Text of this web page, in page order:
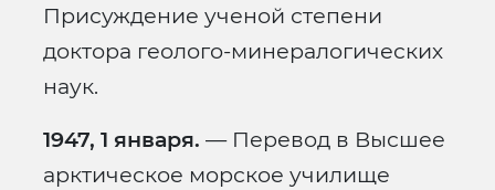
Присуждение ученой степени
доктора геолого-минералогических
наук.
1947, 1 января. — Перевод в Высшее
арктическое морское училище